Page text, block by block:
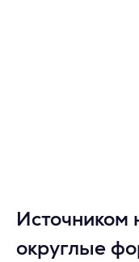
Источником
округлые